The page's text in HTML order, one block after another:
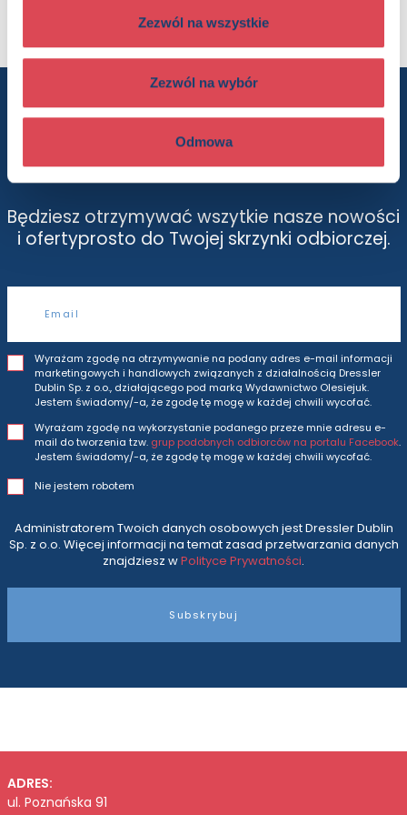
Zezwól na wszystkie
Zezwól na wybór
Odmowa
Chcesz wiedzieć więcej? Zapisz się
do newslettera
Będziesz otrzymywać wszytkie nasze nowości
i ofertyprosto do Twojej skrzynki odbiorczej.
Wyrażam zgodę na otrzymywanie na podany adres e-mail informacji
marketingowych i handlowych związanych z działalnością Dressler
Dublin Sp. z o.o., działającego pod marką Wydawnictwo Olesiejuk.
Jestem świadomy/-a, że zgodę tę mogę w każdej chwili wycofać.
Wyrażam zgodę na wykorzystanie podanego przeze mnie adresu e-
mail do tworzenia tzw. grup podobnych odbiorców na portalu Facebook.
Jestem świadomy/-a, że zgodę tę mogę w każdej chwili wycofać.
Nie jestem robotem
Administratorem Twoich danych osobowych jest Dressler Dublin
Sp. z o.o. Więcej informacji na temat zasad przetwarzania danych
znajdziesz wPolityce Prywatności.
Subskrybuj
ADRES:
ul. Poznańska 91